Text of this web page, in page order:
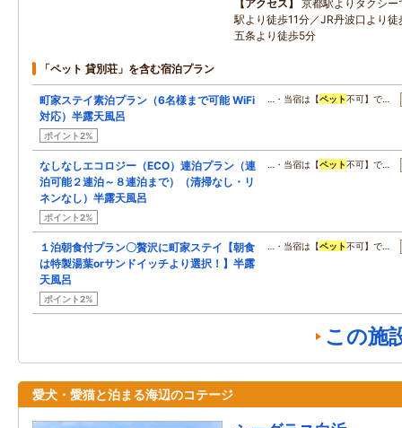
アクセス
京都駅よりタクシ
駅より徒歩11分／JR丹波口より
五条より徒歩5分
「ペット 貸別荘」を含む宿泊プラン
町家ステイ素泊プラン（6名様まで可能 WiFi
対応）半露天風呂
ポイント2%
…・当宿は【ペット不可】で…
なしなしエコロジー（ECO）連泊プラン（連
泊可能２連泊～８連泊まで）（清掃なし・リ
ネンなし）半露天風呂
ポイント2%
…・当宿は【ペット不可】で…
１泊朝食付プラン〇贅沢に町家ステイ【朝食
は特製湯葉orサンドイッチより選択！】半露
天風呂
ポイント2%
…・当宿は【ペット不可】で…
この施
愛犬・愛猫と泊まる海辺のコテージ